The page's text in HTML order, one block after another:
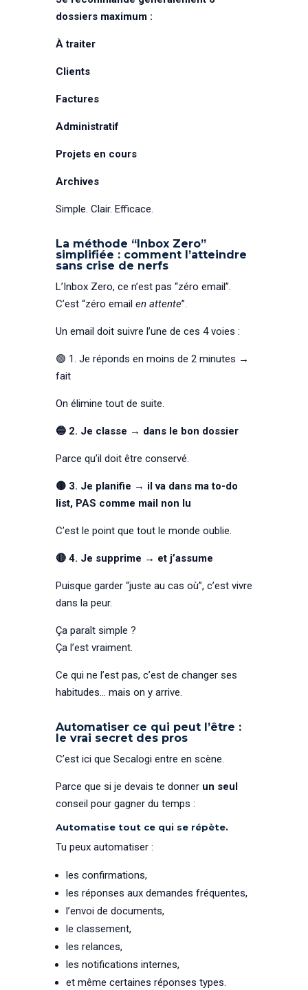
dossiers maximum :
À traiter
Clients
Factures
Administratif
Projets en cours
Archives
Simple. Clair. Efficace.
La méthode “Inbox Zero”
simplifiée : comment l’atteindre
sans crise de nerfs
L’Inbox Zero, ce n’est pas “zéro email”.
C’est “zéro email en attente”.
Un email doit suivre l’une de ces 4 voies :
🟢 1. Je réponds en moins de 2 minutes →
fait
On élimine tout de suite.
🔵 2. Je classe → dans le bon dossier
Parce qu’il doit être conservé.
🟡 3. Je planifie → il va dans ma to-do
list, PAS comme mail non lu
C’est le point que tout le monde oublie.
🔴 4. Je supprime → et j’assume
Puisque garder “juste au cas où”, c’est vivre
dans la peur.
Ça paraît simple ?
Ça l’est vraiment.
Ce qui ne l’est pas, c’est de changer ses
habitudes… mais on y arrive.
Automatiser ce qui peut l’être :
le vrai secret des pros
C’est ici que Secalogi entre en scène.
Parce que si je devais te donner un seul
conseil pour gagner du temps :
Automatise tout ce qui se répète.
Tu peux automatiser :
les confirmations,
les réponses aux demandes fréquentes,
l’envoi de documents,
le classement,
les relances,
les notifications internes,
et même certaines réponses types.